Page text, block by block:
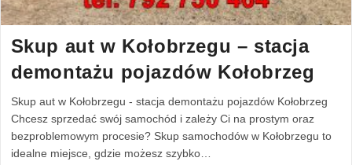
Skup aut w Kołobrzegu – stacja
demontażu pojazdów Kołobrzeg
Skup aut w Kołobrzegu - stacja demontażu pojazdów Kołobrzeg
Chcesz sprzedać swój samochód i zależy Ci na prostym oraz
bezproblemowym procesie? Skup samochodów w Kołobrzegu to
idealne miejsce, gdzie możesz szybko…